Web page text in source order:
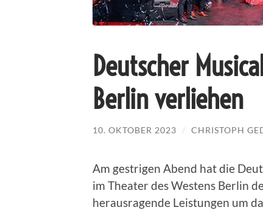
Deutscher
Berlin verliehen
10. OKTOBER 2023 / CHRISTOPH
Am gestrigen Abend hat die
im Theater des Westens Berlin
herausragende Leistungen um